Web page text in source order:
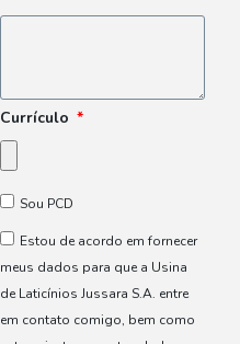
Currículo
Sou PCD
Estou de acordo em fornecer
meus dados para que a Usina
de Laticínios Jussara S.A. entre
em contato comigo, bem como